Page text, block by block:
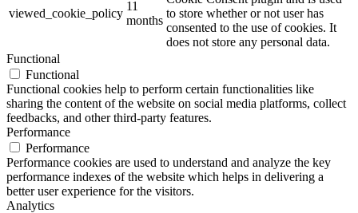
viewed_cookie_policy
11
months
to store whether or not user has
consented to the use of cookies. It
does not store any personal data.
Functional
Functional
Functional cookies help to perform certain functionalities like
sharing the content of the website on social media platforms, collect
feedbacks, and other third-party features.
Performance
Performance
Performance cookies are used to understand and analyze the key
performance indexes of the website which helps in delivering a
better user experience for the visitors.
Analytics